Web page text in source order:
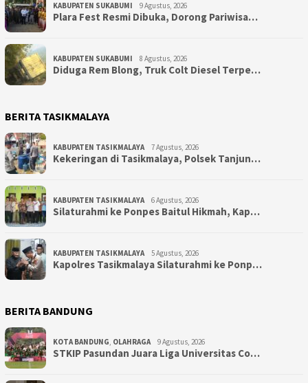
KABUPATEN SUKABUMI 9 Agustus, 2026
Plara Fest Resmi Dibuka, Dorong Pariwisa…
KABUPATEN SUKABUMI 8 Agustus, 2026
Diduga Rem Blong, Truk Colt Diesel Terpe…
BERITA TASIKMALAYA
KABUPATEN TASIKMALAYA 7 Agustus, 2026
Kekeringan di Tasikmalaya, Polsek Tanjun…
KABUPATEN TASIKMALAYA 6 Agustus, 2026
Silaturahmi ke Ponpes Baitul Hikmah, Kap…
KABUPATEN TASIKMALAYA 5 Agustus, 2026
Kapolres Tasikmalaya Silaturahmi ke Ponp…
BERITA BANDUNG
KOTA BANDUNG, OLAHRAGA 9 Agustus, 2026
STKIP Pasundan Juara Liga Universitas Co…